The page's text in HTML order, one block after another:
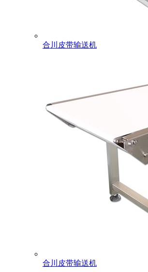
合川皮带输送机
合川皮带输送机